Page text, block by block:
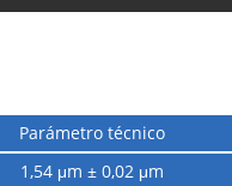
Parámetro técnico
1,54 μm ± 0,02 μm